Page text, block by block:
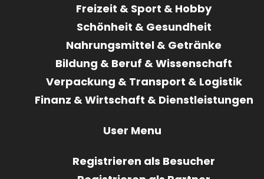
Freizeit & Sport & Hobby
Schönheit & Gesundheit
Nahrungsmittel & Getränke
Bildung & Beruf & Wissenschaft
Verpackung & Transport & Logistik
Finanz & Wirtschaft & Dienstleistungen
User Menu
Registrieren als Besucher